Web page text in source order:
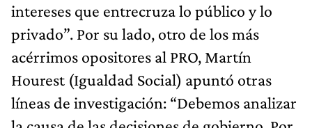
intereses que entrecruza lo público y lo
privado”. Por su lado, otro de los más
acérrimos opositores al PRO, Martín
Hourest (Igualdad Social) apuntó otras
líneas de investigación: “Debemos analizar